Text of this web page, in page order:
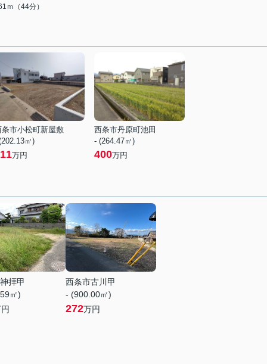
ｍ（44分）
条市小松町新屋敷
㎡)
万円
西条市丹原町池田
- (264.47㎡)
400万円
拝甲
㎡)
西条市古川甲
- (900.00㎡)
272万円